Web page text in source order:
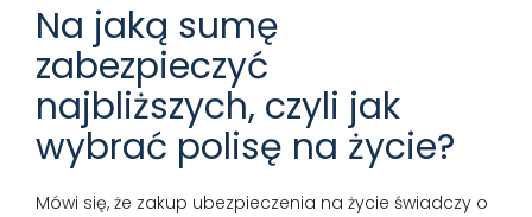
Na jaką sumę
zabezpieczyć
najbliższych, czyli jak
wybrać polisę na życie?
Mówi się, że zakup ubezpieczenia na życie świadczy o